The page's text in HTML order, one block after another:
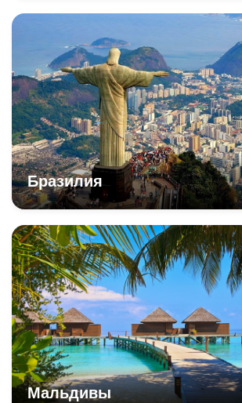
Бразилия
Мальдивы